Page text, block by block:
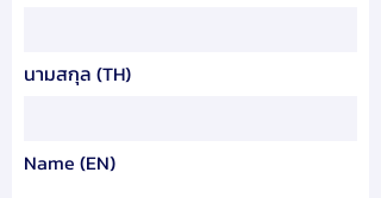
นามสกุล (TH)
Name (EN)